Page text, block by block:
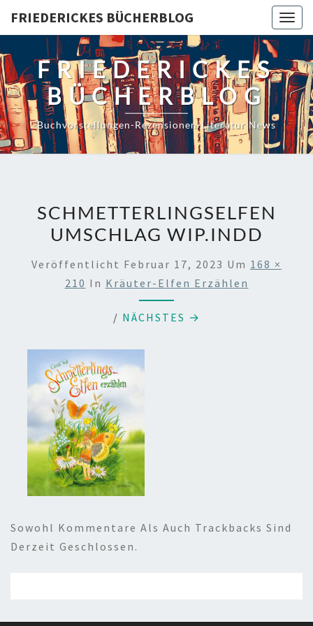
content
FRIEDERICKES BÜCHERBLOG
FRIEDERICKES
BÜCHERBLOG
Buchvorstellungen-Rezensionen-Literatur News
SCHMETTERLINGSELFEN
UMSCHLAG WIP.INDD
Veröffentlicht Februar 17, 2023 Um 168 ×
210 In Kräuter-Elfen Erzählen
/ NÄCHSTES →
Sowohl Kommentare Als Auch Trackbacks Sind
Derzeit Geschlossen.